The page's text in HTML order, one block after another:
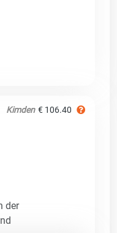
Kimden € 106.40
der